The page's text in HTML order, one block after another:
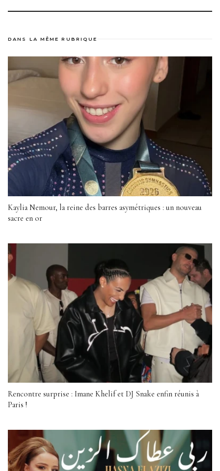
DANS LA MÊME RUBRIQUE
Kaylia Nemour, la reine des barres asymétriques : un nouveau
sacre en or
Rencontre surprise : Imane Khelif et DJ Snake enfin réunis à
Paris !